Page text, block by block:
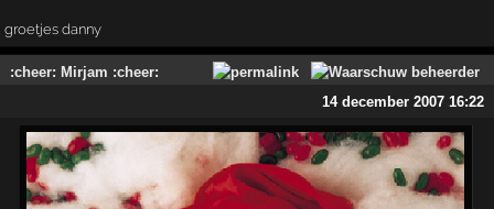
groetjes danny
:cheer: Mirjam :cheer:
14 december 2007 16:22